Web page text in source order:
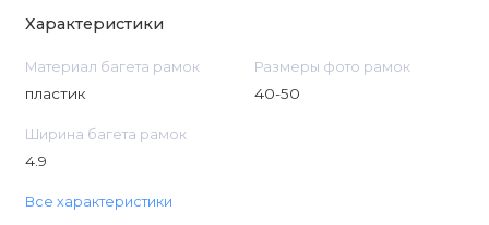
Характеристики
Материал багета рамок
пластик
Размеры фото рамок
40-50
Ширина багета рамок
4.9
Все характеристики